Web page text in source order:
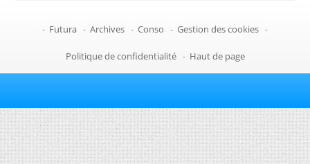
- Futura - Archives - Conso - Gestion des cookies -
Politique de confidentialité - Haut de page